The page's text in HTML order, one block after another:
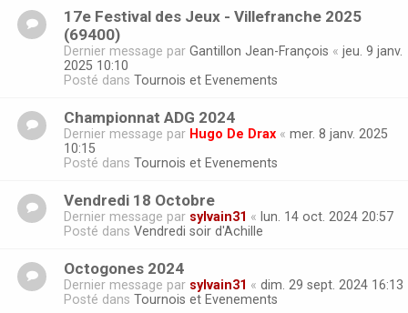
17e Festival des Jeux - Villefranche 2025
(69400)
Dernier message par Gantillon Jean-François « jeu. 9 janv.
2025 10:10
Posté dans Tournois et Evenements
Championnat ADG 2024
Dernier message par Hugo De Drax « mer. 8 janv. 2025
10:15
Posté dans Tournois et Evenements
Vendredi 18 Octobre
Dernier message par sylvain31 « lun. 14 oct. 2024 20:57
Posté dans Vendredi soir d'Achille
Octogones 2024
Dernier message par sylvain31 « dim. 29 sept. 2024 16:13
Posté dans Tournois et Evenements